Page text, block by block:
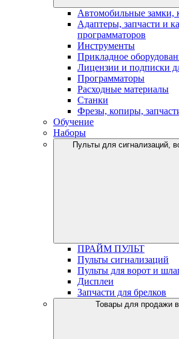
Автомобильные замки,
Адаптеры, запчасти и
программаторов
Инструменты
Прикладное
Лицензии и подписки
Программаторы
Расходные материалы
Станки
Фрезы, копиры,
Обучение
Наборы
Пульты для сигнализаций,
ПРАЙМ ПУЛЬТ
Пульты сигнализаций
Пульты для ворот и
Дисплеи
Запчасти для брелков
Товары для продажи